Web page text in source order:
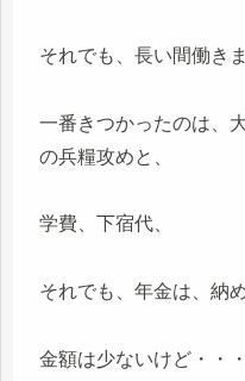
それでも、長い間働き
一番きつかったのは、
の兵糧攻めと、
学費、下宿代、
それでも、年金は、納
金額は少ないけど・・